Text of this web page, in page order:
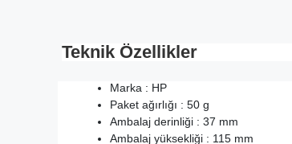
Teknik Özellikler
Marka : HP
Paket ağırlığı : 50 g
Ambalaj derinliği : 37 mm
Ambalaj yüksekliği : 115 mm